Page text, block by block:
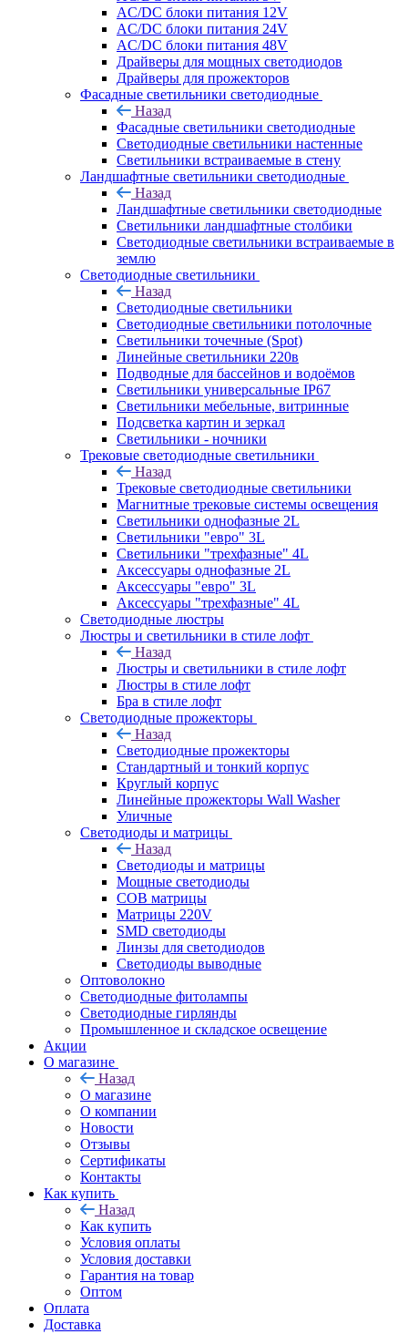
AC/DC блоки питания 12V
AC/DC блоки питания 24V
AC/DC блоки питания 48V
Драйверы для мощных светодиодов
Драйверы для прожекторов
Фасадные светильники светодиодные
Назад
Фасадные светильники светодиодные
Светодиодные светильники настенные
Светильники встраиваемые в стену
Ландшафтные светильники светодиодные
Назад
Ландшафтные светильники светодиодные
Светильники ландшафтные столбики
Светодиодные светильники встраиваемые в
землю
Светодиодные светильники
Назад
Светодиодные светильники
Светодиодные светильники потолочные
Светильники точечные (Spot)
Линейные светильники 220в
Подводные для бассейнов и водоёмов
Светильники универсальные IP67
Светильники мебельные, витринные
Подсветка картин и зеркал
Светильники - ночники
Трековые светодиодные светильники
Назад
Трековые светодиодные светильники
Магнитные трековые системы освещения
Светильники однофазные 2L
Светильники "евро" 3L
Светильники "трехфазные" 4L
Аксессуары однофазные 2L
Аксессуары "евро" 3L
Аксессуары "трехфазные" 4L
Светодиодные люстры
Люстры и светильники в стиле лофт
Назад
Люстры и светильники в стиле лофт
Люстры в стиле лофт
Бра в стиле лофт
Светодиодные прожекторы
Назад
Светодиодные прожекторы
Стандартный и тонкий корпус
Круглый корпус
Линейные прожекторы Wall Washer
Уличные
Светодиоды и матрицы
Назад
Светодиоды и матрицы
Мощные светодиоды
COB матрицы
Матрицы 220V
SMD светодиоды
Линзы для светодиодов
Светодиоды выводные
Оптоволокно
Светодиодные фитолампы
Светодиодные гирлянды
Промышленное и складское освещение
Акции
О магазине
Назад
О магазине
О компании
Новости
Отзывы
Сертификаты
Контакты
Как купить
Назад
Как купить
Условия оплаты
Условия доставки
Гарантия на товар
Оптом
Оплата
Доставка